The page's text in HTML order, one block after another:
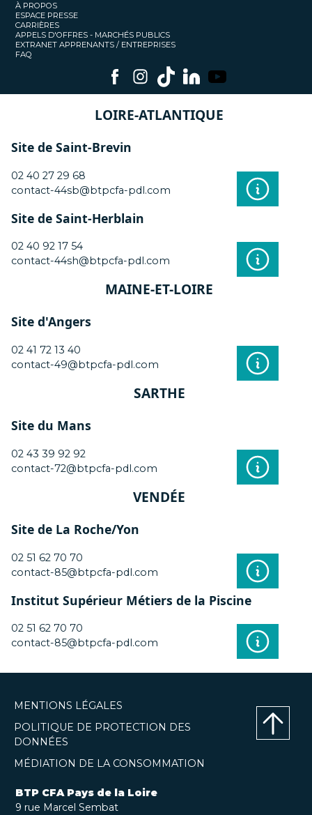
À PROPOS
ESPACE PRESSE
CARRIÈRES
APPELS D'OFFRES - MARCHÉS PUBLICS
EXTRANET APPRENANTS / ENTREPRISES
FAQ
LOIRE-ATLANTIQUE
Site de Saint-Brevin
02 40 27 29 68
contact-44sb@btpcfa-pdl.com
Site de Saint-Herblain
02 40 92 17 54
contact-44sh@btpcfa-pdl.com
MAINE-ET-LOIRE
Site d'Angers
02 41 72 13 40
contact-49@btpcfa-pdl.com
SARTHE
Site du Mans
02 43 39 92 92
contact-72@btpcfa-pdl.com
VENDÉE
Site de La Roche/Yon
02 51 62 70 70
contact-85@btpcfa-pdl.com
Institut Supérieur Métiers de la Piscine
02 51 62 70 70
contact-85@btpcfa-pdl.com
MENTIONS LÉGALES
POLITIQUE DE PROTECTION DES
DONNÉES
MÉDIATION DE LA CONSOMMATION
BTP CFA Pays de la Loire
9 rue Marcel Sembat